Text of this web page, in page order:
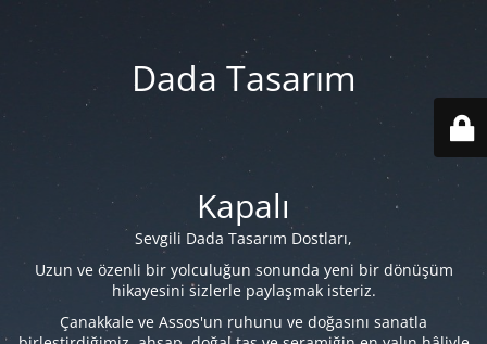
Dada Tasarım
Kapalı
Sevgili Dada Tasarım Dostları,
Uzun ve özenli bir yolculuğun sonunda yeni bir dönüşüm
hikayesini sizlerle paylaşmak isteriz.
Çanakkale ve Assos'un ruhunu ve doğasını sanatla